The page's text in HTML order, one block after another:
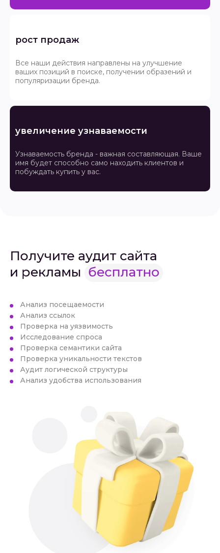
рост продаж
Все наши действия направлены на улучшение
ваших позиций в поиске, получении образений и
популяризации бренда.
увеличение узнаваемости
Узнаваемость бренда - важная составляющая. Ваше
имя будет способно само находить клиентов и
побуждать купить у вас.
Получите аудит сайта
и рекламы бесплатно
Анализ посещаемости
Анализ ссылок
Проверка на уязвимость
Исследование спроса
Проверка семантики сайта
Проверка уникальности текстов
Аудит логической структуры
Анализ удобства использования